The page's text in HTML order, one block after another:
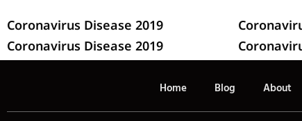
Coronavirus Disease 2019
Coronavirus Disease 2019
Home Blog About